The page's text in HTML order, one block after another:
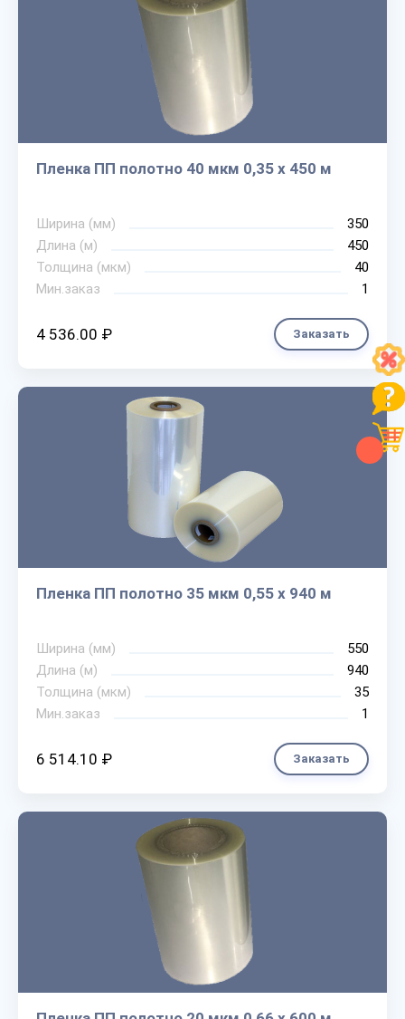
Пленка ПП полотно 40 мкм 0,35 х 450 м
Ширина (мм)
350
Длина (м)
450
Толщина (мкм)
40
Мин.заказ
1
4 536.00 ₽ Заказать
Пленка ПП полотно 35 мкм 0,55 х 940 м
Ширина (мм)
550
Длина (м)
940
Толщина (мкм)
35
Мин.заказ
1
6 514.10 ₽ Заказать